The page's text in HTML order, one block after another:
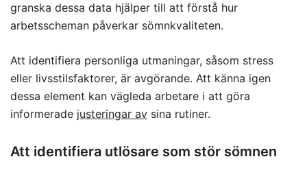
granska dessa data hjälper till att förstå hur
arbetsscheman påverkar sömnkvaliteten.
Att identifiera personliga utmaningar, såsom stress
eller livsstilsfaktorer, är avgörande. Att känna igen
dessa element kan vägleda arbetare i att göra
informerade justeringar av sina rutiner.
Att identifiera utlösare som stör sömnen